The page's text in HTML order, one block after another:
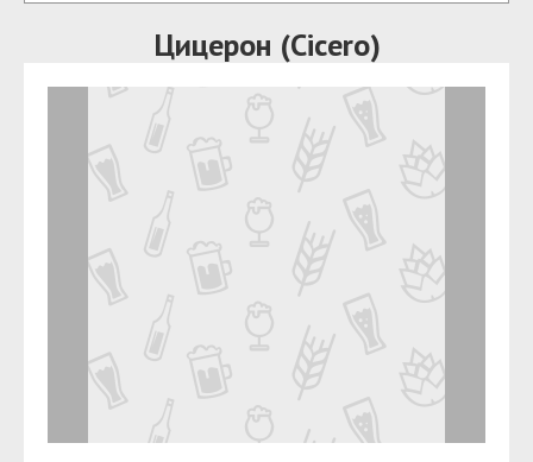
Цицерон (Cicero)